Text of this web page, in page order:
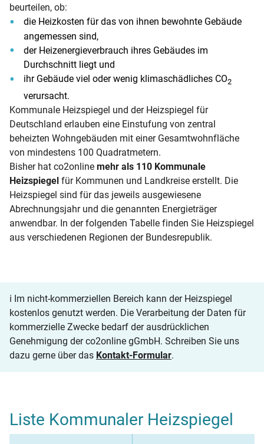
beurteilen, ob:
die Heizkosten für das von ihnen bewohnte Gebäude
angemessen sind,
der Heizenergieverbrauch ihres Gebäudes im
Durchschnitt liegt und
ihr Gebäude viel oder wenig klimaschädliches CO2
verursacht.
Kommunale Heizspiegel und der Heizspiegel für
Deutschland erlauben eine Einstufung von zentral
beheizten Wohngebäuden mit einer Gesamtwohnfläche
von mindestens 100 Quadratmetern.
Bisher hat co2online mehr als 110 Kommunale
Heizspiegel für Kommunen und Landkreise erstellt. Die
Heizspiegel sind für das jeweils ausgewiesene
Abrechnungsjahr und die genannten Energieträger
anwendbar. In der folgenden Tabelle finden Sie Heizspiegel
aus verschiedenen Regionen der Bundesrepublik.
ℹ️ Im nicht-kommerziellen Bereich kann der Heizspiegel
kostenlos genutzt werden. Die Verarbeitung der Daten für
kommerzielle Zwecke bedarf der ausdrücklichen
Genehmigung der co2online gGmbH. Schreiben Sie uns
dazu gerne über das Kontakt-Formular.
Liste Kommunaler Heizspiegel